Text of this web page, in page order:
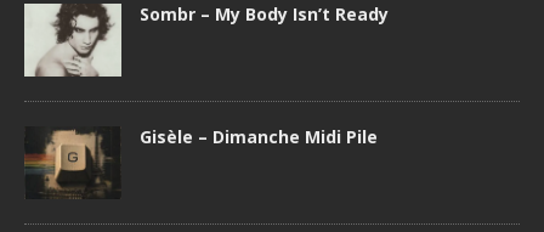
Sombr – My Body Isn’t Ready
Gisèle – Dimanche Midi Pile